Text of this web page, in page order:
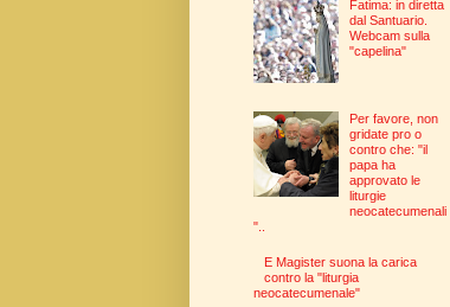
Fatima: in diretta
dal Santuario.
Webcam sulla
"capelina"
Per favore, non
gridate pro o
contro che: "il
papa ha
approvato le
liturgie
neocatecumenali
"..
E Magister suona la carica
contro la "liturgia
neocatecumenale"